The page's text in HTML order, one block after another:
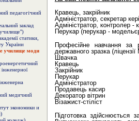
педагогічний
заклад
училище")
статики,
України
училище моди
інженерної
медичний
экономики и
Кравець, закрійник
Адміністратор, секретар
Адміністратор, контролер -
Перукар (перукар -
Професійне навчання за
державного зразка
Швачка
Кравець
Закрійник
Перукар
Адміністратор
Продавець касир
Декоратор вітрин
Візажист-стіліст
Підготовка